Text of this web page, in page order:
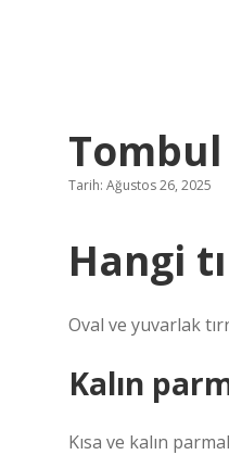
Tarih: Ağustos 26, 2025
Hangi
Oval ve yuvarlak
Kalın
Kısa ve kalın